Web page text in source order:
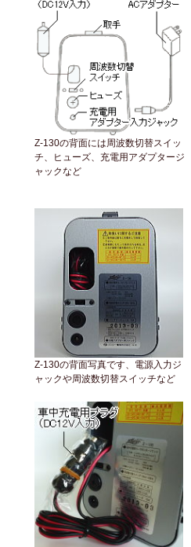
Z-130の背面には周波数切替スイッ
チ、ヒューズ、充電用アダプタージ
ャックなど
Z-130の背面写真です、電源入力ジ
ャックや周波数切替スイッチなど